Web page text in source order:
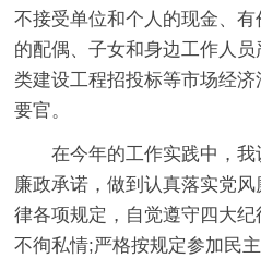
不接受单位和个人的现金、
的配偶、子女和身边工作人
类建设工程招投标等市场经
要官。
在今年的工作实践中，
廉政承诺，做到认真落实党
律各项规定，自觉遵守四大纪
不徇私情;严格按规定参加民